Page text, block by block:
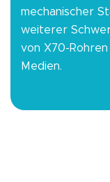
mechanischer
weiterer
von X70-
Medien.